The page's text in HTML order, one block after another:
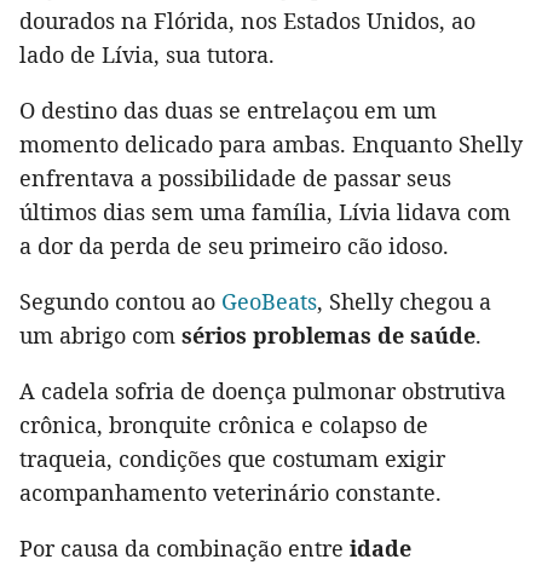
dourados na Flórida, nos Estados Unidos, ao
lado de Lívia, sua tutora.
O destino das duas se entrelaçou em um
momento delicado para ambas. Enquanto Shelly
enfrentava a possibilidade de passar seus
últimos dias sem uma família, Lívia lidava com
a dor da perda de seu primeiro cão idoso.
Segundo contou ao GeoBeats, Shelly chegou a
um abrigo com sérios problemas de saúde.
A cadela sofria de doença pulmonar obstrutiva
crônica, bronquite crônica e colapso de
traqueia, condições que costumam exigir
acompanhamento veterinário constante.
Por causa da combinação entre idade